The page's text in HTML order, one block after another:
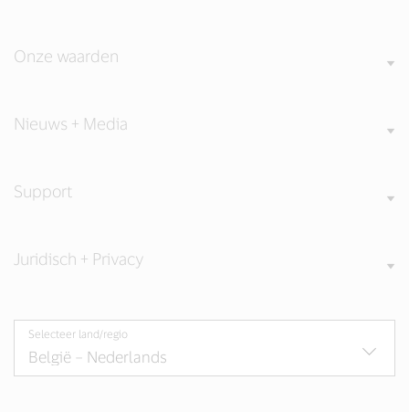
Onze waarden
Nieuws + Media
Support
Juridisch + Privacy
Selecteer land/regio